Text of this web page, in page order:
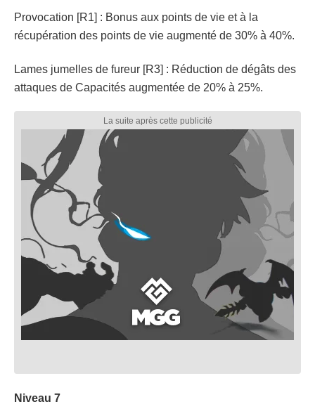
Provocation [R1] : Bonus aux points de vie et à la
récupération des points de vie augmenté de 30% à 40%.
Lames jumelles de fureur [R3] : Réduction de dégâts des
attaques de Capacités augmentée de 20% à 25%.
Niveau 7